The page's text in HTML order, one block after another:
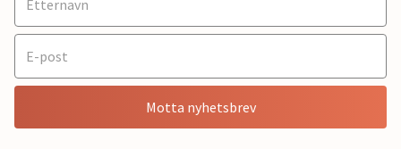
Motta nyhetsbrev